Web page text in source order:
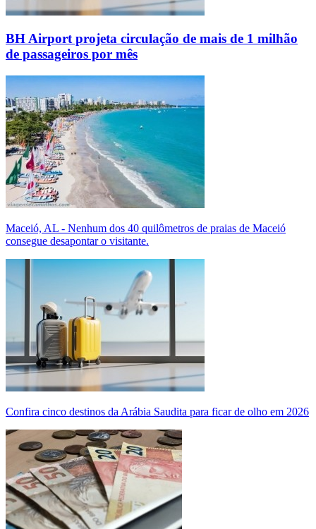
BH Airport projeta circulação de mais de 1 milhão
de passageiros por mês
Maceió, AL - Nenhum dos 40 quilômetros de praias de Maceió
consegue desapontar o visitante.
Confira cinco destinos da Arábia Saudita para ficar de olho em 2026